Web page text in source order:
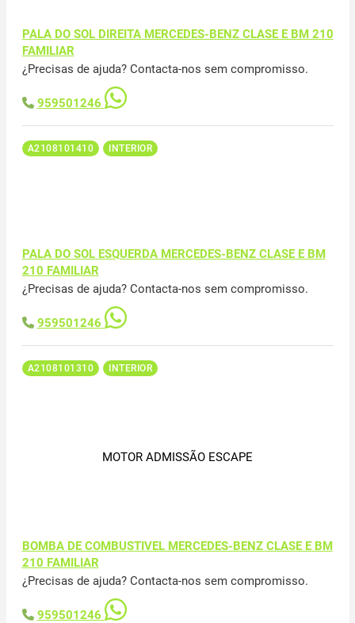
PALA DO SOL DIREITA MERCEDES-BENZ CLASE E BM 210
FAMILIAR
¿Precisas de ajuda? Contacta-nos sem compromisso.
959501246
A2108101410 INTERIOR
PALA DO SOL ESQUERDA MERCEDES-BENZ CLASE E BM
210 FAMILIAR
¿Precisas de ajuda? Contacta-nos sem compromisso.
959501246
A2108101310 INTERIOR
MOTOR ADMISSÃO ESCAPE
BOMBA DE COMBUSTIVEL MERCEDES-BENZ CLASE E BM
210 FAMILIAR
¿Precisas de ajuda? Contacta-nos sem compromisso.
959501246